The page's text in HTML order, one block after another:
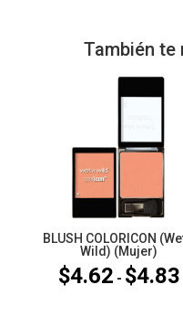
También
BLUSH COLORICON
Wild) (Mujer)
$4.62 - $4.83